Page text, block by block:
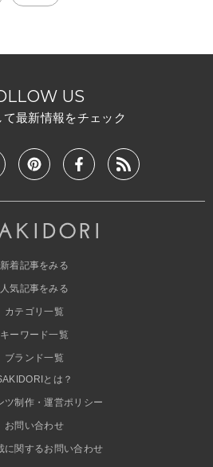
US
て最新情報をチェック
新着記事をみる
人気記事をみる
カテゴリ一覧
キーワード一覧
ブランド一覧
とは？
ツ制作・運営ポリシー
お問い合わせ
に関するお問い合わせ